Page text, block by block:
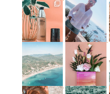
עליי ככה. . .